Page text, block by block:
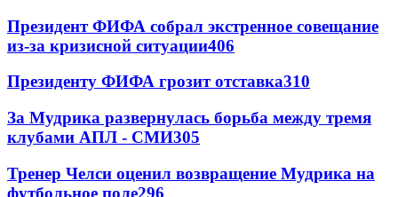
Президент ФИФА собрал экстренное совещание
из-за кризисной ситуации406
Президенту ФИФА грозит отставка310
За Мудрика развернулась борьба между тремя
клубами АПЛ - СМИ305
Тренер Челси оценил возвращение Мудрика на
футбольное поле296